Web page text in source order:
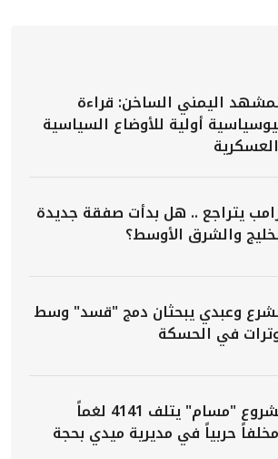
اليمني الساخن: قراءة
أولية للأوضاع السياسية
يتراجع .. هل بدأت صفقة جديدة
والشرق الأوسط؟
وعبدي يبحثان دمج "قسد" وسط
في الحسكة
مشروع "مسام" يتلف 4141 لغماً
حربياً في مديرية ميدي بحجة